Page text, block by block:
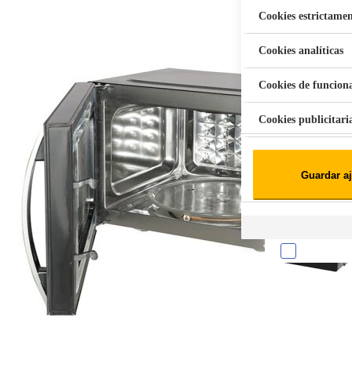
Aspiradora Quitamanchas 450W
Cookies
Cookies analíticas
Cookies de
Cookies
Guardar